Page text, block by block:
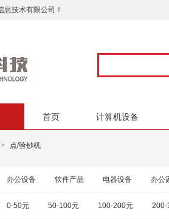
息技术有限公司！
首页 计算机设备
> 点/验钞机
办公设备 软件产品 电器设备 办公
0-50元 50-100元 100-200元 200-